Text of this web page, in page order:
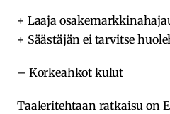
+ Laaja
+ Säästäjän ei tarvitse
– Korkeahkot kulut
Taaleritehtaan ratkaisu on